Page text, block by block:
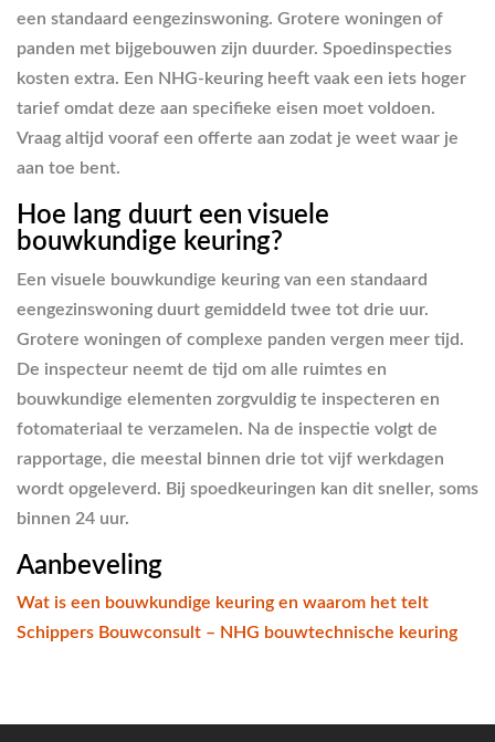
een standaard eengezinswoning. Grotere woningen of
panden met bijgebouwen zijn duurder. Spoedinspecties
kosten extra. Een NHG-keuring heeft vaak een iets hoger
tarief omdat deze aan specifieke eisen moet voldoen.
Vraag altijd vooraf een offerte aan zodat je weet waar je
aan toe bent.
Hoe lang duurt een visuele
bouwkundige keuring?
Een visuele bouwkundige keuring van een standaard
eengezinswoning duurt gemiddeld twee tot drie uur.
Grotere woningen of complexe panden vergen meer tijd.
De inspecteur neemt de tijd om alle ruimtes en
bouwkundige elementen zorgvuldig te inspecteren en
fotomateriaal te verzamelen. Na de inspectie volgt de
rapportage, die meestal binnen drie tot vijf werkdagen
wordt opgeleverd. Bij spoedkeuringen kan dit sneller, soms
binnen 24 uur.
Aanbeveling
Wat is een bouwkundige keuring en waarom het telt
Schippers Bouwconsult – NHG bouwtechnische keuring